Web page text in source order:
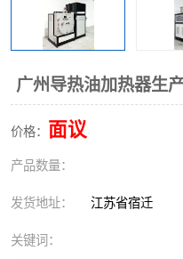
广州导热油加热器生
价格： 面议
产品数量：
发货地址： 江苏省宿迁
关键词：